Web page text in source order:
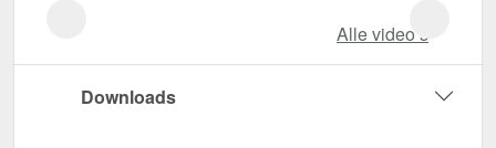
Alle video‘s
Downloads